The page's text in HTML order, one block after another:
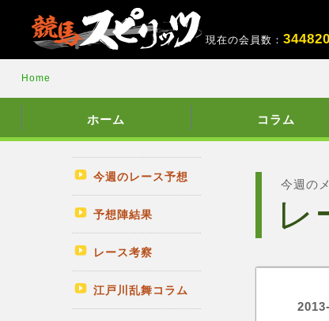
現在の会員数：344820
Home
ホーム コラム
今週のレース予想
予想陣結果
レース考察
江戸川乱舞コラム
今週の
レ